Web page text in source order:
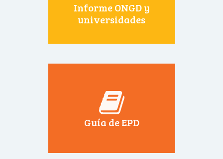
Informe ONGD y
universidades
Guía de EPD